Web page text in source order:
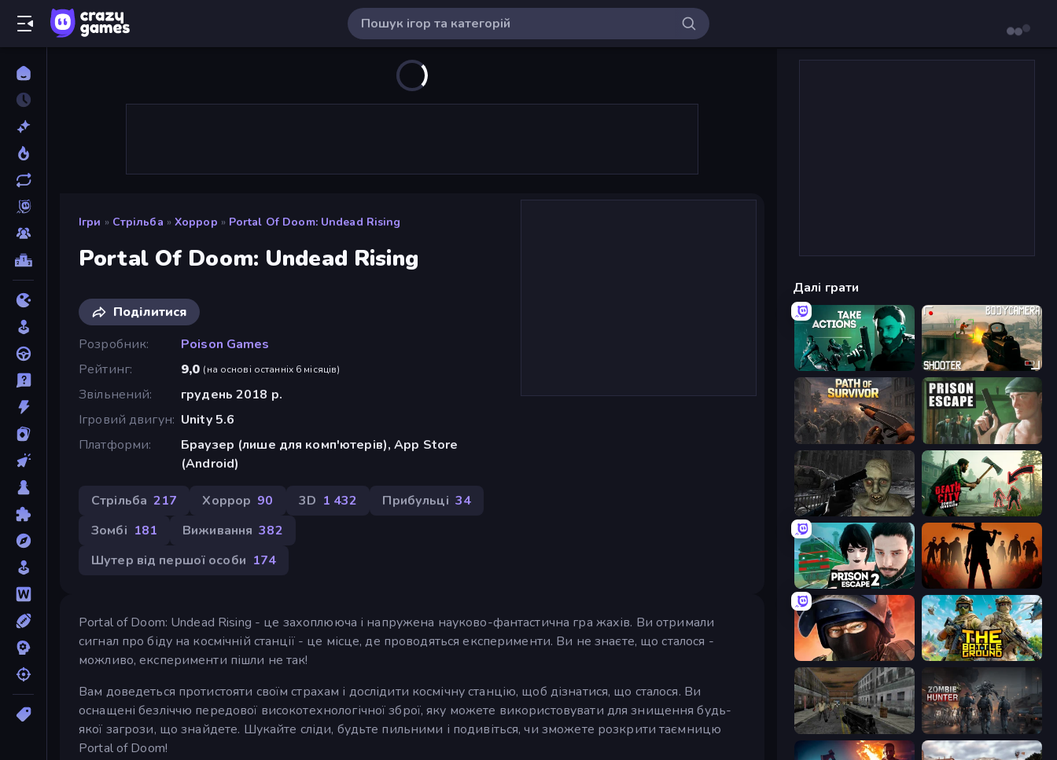
Ігри » Стрільба » Хоррор » Portal Of Doom: Undead Rising
Portal Of Doom: Undead Rising
Поділитися
Розробник
Poison Games
Рейтинг
9,0 (на основі останніх 6 місяців)
Звільнений
грудень 2018 р.
Ігровий двигун Unity 5.6
Платформи
Браузер (лише для комп'ютерів), App Store
(Android)
Стрільба 217 Хоррор 90 3D 1 432 Прибульці 34
Зомбі 181 Виживання 382
Шутер від першої особи 174
Portal of Doom: Undead Rising - це захоплююча і напружена науково-фантастична гра жахів. Ви отримали
сигнал про біду на космічній станції - це місце, де проводяться експерименти. Ви не знаєте, що сталося -
можливо, експерименти пішли не так!
Вам доведеться протистояти своїм страхам і дослідити космічну станцію, щоб дізнатися, що сталося. Ви
оснащені безліччю передової високотехнологічної зброї, яку можете використовувати для знищення будь-
якої загрози, що знайдете. Шукайте сліди, будьте пильними і подивіться, чи зможете розкрити таємницю
Portal of Doom!
Далі грати
Take Actions BodyCamera Shooter
Path of Survivor Prison Escape
C-Virus Game: Outbreak Death City Zombie Invasion
Prison Escape 2 Deads on the Road
Bullet Force The Battleground
Silent Insanity Psychological Trauma Zombie Hunter